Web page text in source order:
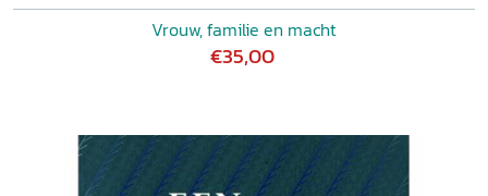
Vrouw, familie en macht
€35,00